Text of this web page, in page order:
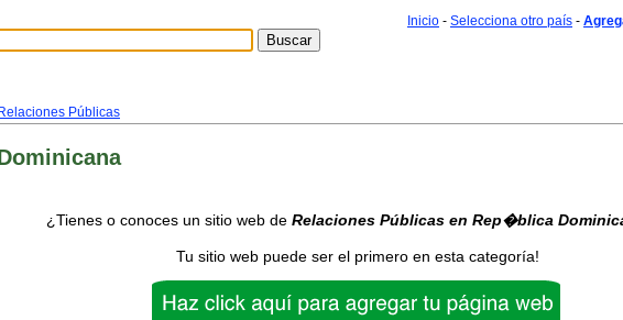
Inicio - Selecciona otro país -
Relaciones Públicas
¿Tienes o conoces un sitio web de Relaciones Públicas en Rep�blica
Tu sitio web puede ser el primero en esta categoría!